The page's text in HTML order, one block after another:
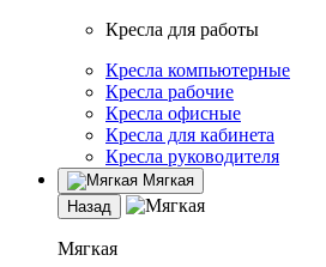
Кресла для работы
Кресла компьютерные
Кресла рабочие
Кресла офисные
Кресла для кабинета
Кресла руководителя
Мягкая
Назад
Мягкая